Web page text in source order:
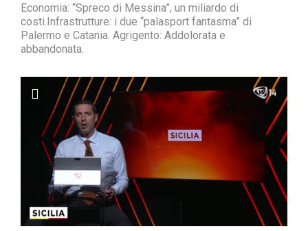
Economia: “Spreco di Messina”, un miliardo di
costi.Infrastrutture: i due “palasport fantasma” di
Palermo e Catania. Agrigento: Addolorata e
abbandonata.